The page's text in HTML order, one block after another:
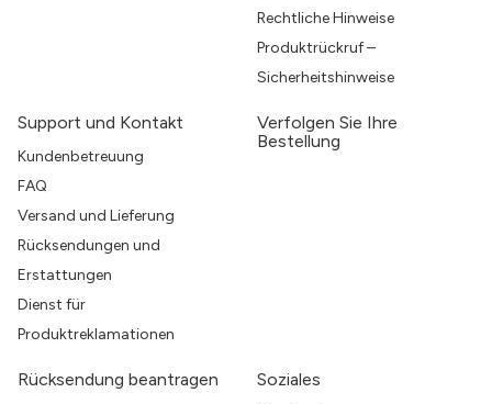
Rechtliche Hinweise
Produktrückruf –
Sicherheitshinweise
Support und Kontakt
Kundenbetreuung
FAQ
Versand und Lieferung
Rücksendungen und
Erstattungen
Dienst für
Produktreklamationen
Verfolgen Sie Ihre
Bestellung
Rücksendung beantragen Soziales